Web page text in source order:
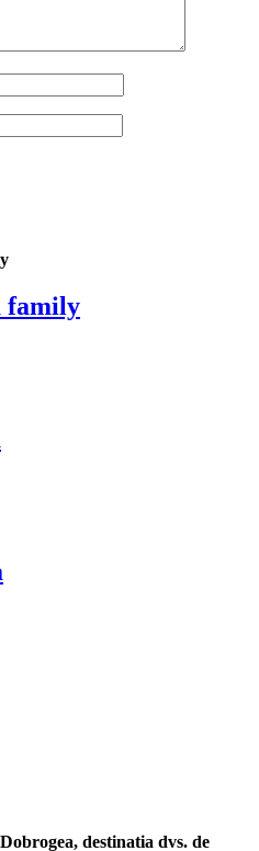
family
destinatia dvs. de